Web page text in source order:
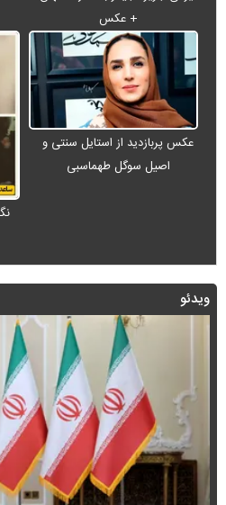
+ عکس
عکس پربازدید از استایل سنتی و
اصیل سوگل طهماسبی
ویدئو